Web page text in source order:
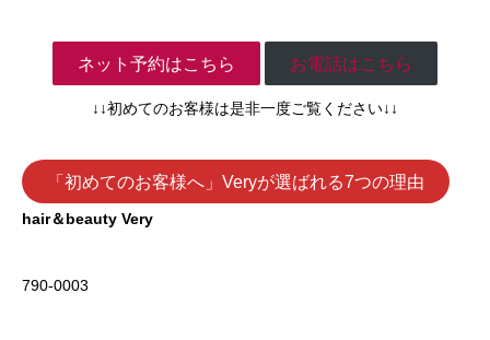
ネット予約はこちら お電話はこちら
↓↓初めてのお客様は是非一度ご覧ください↓↓
「初めてのお客様へ」Veryが選ばれる7つの理由
hair＆beauty Very
790-0003